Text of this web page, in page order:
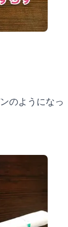
のようになっ